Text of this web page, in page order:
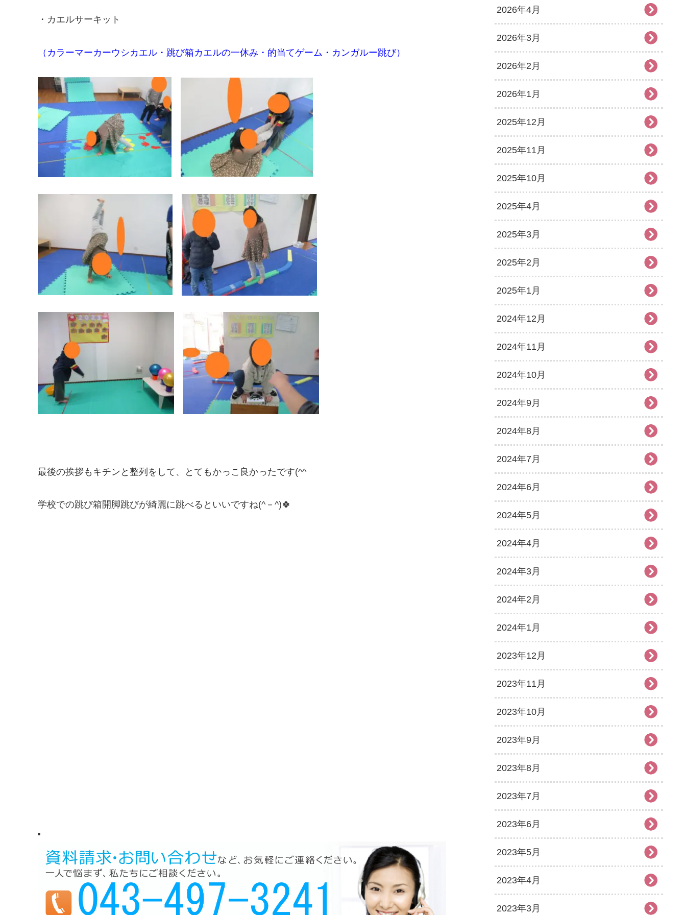
・カエルサーキット
（カラーマーカーウシカエル・跳び箱カエルの一休み・的当てゲーム・カンガルー跳び）
最後の挨拶もキチンと整列をして、とてもかっこ良かったです(^^ゞ
学校での跳び箱開脚跳びが綺麗に跳べるといいですね(^－^)🍀
2026年4月
2026年3月
2026年2月
2026年1月
2025年12月
2025年11月
2025年10月
2025年4月
2025年3月
2025年2月
2025年1月
2024年12月
2024年11月
2024年10月
2024年9月
2024年8月
2024年7月
2024年6月
2024年5月
2024年4月
2024年3月
2024年2月
2024年1月
2023年12月
2023年11月
2023年10月
2023年9月
2023年8月
2023年7月
2023年6月
2023年5月
2023年4月
2023年3月